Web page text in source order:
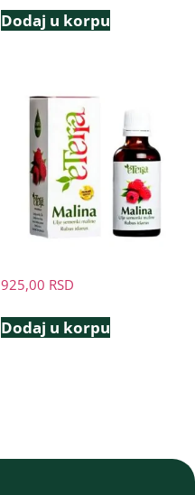
Dodaj u korpu
925,00 RSD
Dodaj u korpu